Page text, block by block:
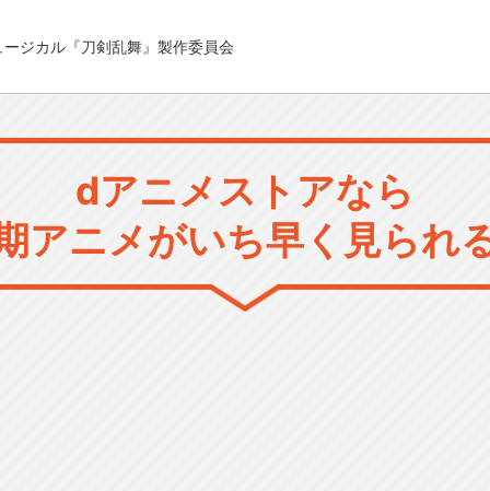
ジカル『刀剣乱舞』製作委員会
dアニメストアなら
アニメがいち早く見られ